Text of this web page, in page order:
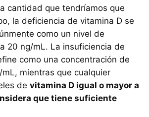
cantidad que tendríamos que
la deficiencia de vitamina D se
como un nivel de
20 ng/mL. La insuficiencia de
como una concentración de
mientras que cualquier
de vitamina D igual o mayor a
que tiene suficiente